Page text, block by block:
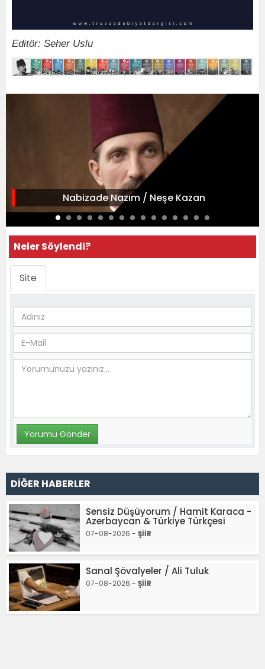
Editör: Seher Uslu
Nabizade Nazım / Neşe Kazan
Neler Söylendi?
Site
DİĞER HABERLER
Sensiz Düşüyorum / Hamit Karaca -
Azerbaycan & Türkiye Türkçesi
07-08-2026 - ŞİİR
Sanal Şövalyeler / Ali Tuluk
07-08-2026 - ŞİİR